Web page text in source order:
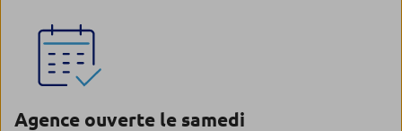
Agence ouverte le samedi